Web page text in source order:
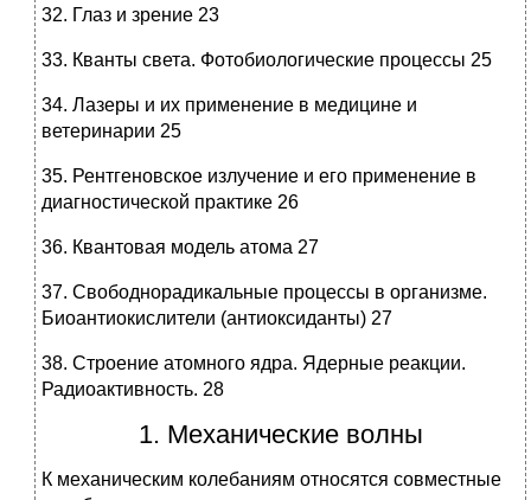
32. Глаз и зрение 23
33. Кванты света. Фотобиологические процессы 25
34. Лазеры и их применение в медицине и
ветеринарии 25
35. Рентгеновское излучение и его применение в
диагностической практике 26
36. Квантовая модель атома 27
37. Свободнорадикальные процессы в организме.
Биоантиокислители (антиоксиданты) 27
38. Строение атомного ядра. Ядерные реакции.
Радиоактивность. 28
1. Механические волны
К механическим колебаниям относятся совместные